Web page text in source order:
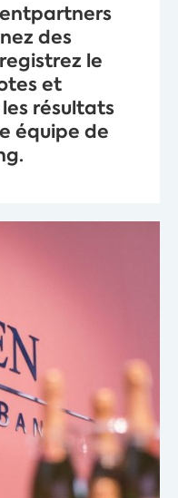
des
le
et
résultats
équipe de